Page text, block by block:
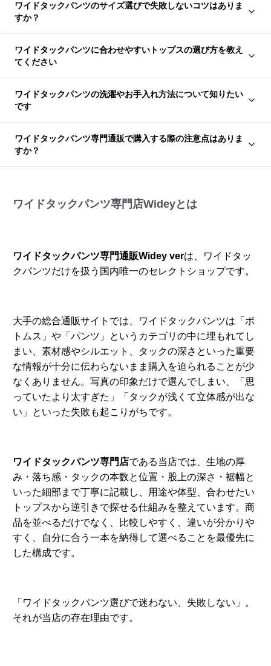
ワイドタックパンツのサイズ選びで失敗しないコツはありま
すか？
ワイドタックパンツに合わせやすいトップスの選び方を教え
てください
ワイドタックパンツの洗濯やお手入れ方法について知りたい
です
ワイドタックパンツ専門通販で購入する際の注意点はありま
すか？
ワイドタックパンツ専門店Wideyとは
ワイドタックパンツ専門通販Widey verは、ワイドタッ
クパンツだけを扱う国内唯一のセレクトショップです。
大手の総合通販サイトでは、ワイドタックパンツは「ボ
トムス」や「パンツ」というカテゴリの中に埋もれてし
まい、素材感やシルエット、タックの深さといった重要
な情報が十分に伝わらないまま購入を迫られることが少
なくありません。写真の印象だけで選んでしまい、「思
っていたより太すぎた」「タックが浅くて立体感が出な
い」といった失敗も起こりがちです。
ワイドタックパンツ専門店である当店では、生地の厚
み・落ち感・タックの本数と位置・股上の深さ・裾幅と
いった細部まで丁寧に記載し、用途や体型、合わせたい
トップスから逆引きで探せる仕組みを整えています。商
品を並べるだけでなく、比較しやすく、違いが分かりや
すく、自分に合う一本を納得して選べることを最優先に
した構成です。
「ワイドタックパンツ選びで迷わない、失敗しない」。
それが当店の存在理由です。